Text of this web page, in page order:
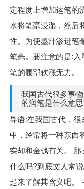
定程度上增加运笔的
水将笔毫浸湿，然后
性。为使墨汁渗进笔
笔毫。要注意的是:
笔的腰部软涨无力。
我国古代很多事
的润笔是什么意思
导语:在我国古代，
中，经常将一种东西
实却和金钱有关。
什么吗?到底文人常
起来了解其含义吧。